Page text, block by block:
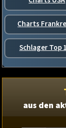
Charts
Schlager Top
aus den